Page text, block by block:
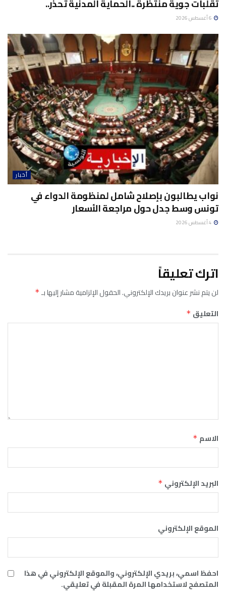
تقلبات جوية منتظرة ..الحماية المدنية تحذر..
أخبار
نواب يطالبون بإصلاح شامل لمنظومة الدواء في
تونس وسط جدل حول مراجعة الأسعار
اترك تعليقاً
لن يتم نشر عنوان بريدك الإلكتروني.الحقول الإلزامية مشار إليها بـ*
التعليق *
الاسم *
البريد الإلكتروني *
الموقع الإلكتروني
احفظ اسمي، بريدي الإلكتروني، والموقع الإلكتروني في هذا
المتصفح لاستخدامها المرة المقبلة في تعليقي.